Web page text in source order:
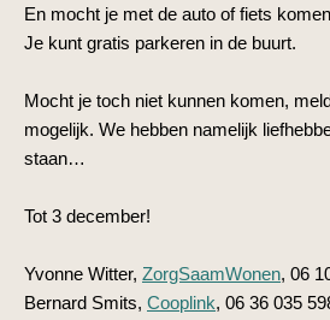
En mocht je met de auto of fiets
Je kunt gratis parkeren in de buurt.
Mocht je toch niet kunnen komen,
mogelijk. We hebben namelijk
staan…
Tot 3 december!
Yvonne Witter, ZorgSaamWonen, 06
Bernard Smits, Cooplink, 06 36 035